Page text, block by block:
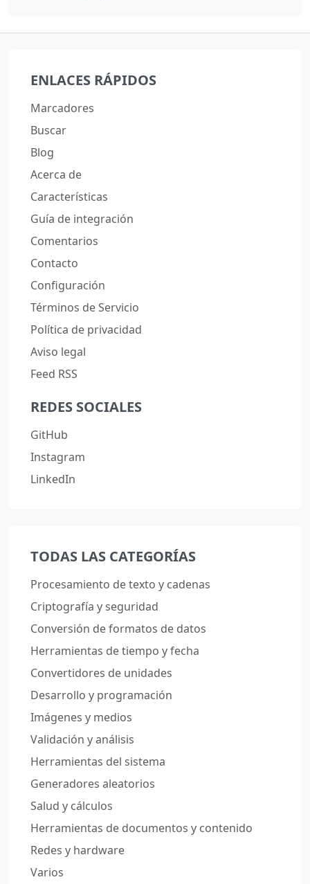
ENLACES RÁPIDOS
Marcadores
Buscar
Blog
Acerca de
Características
Guía de integración
Comentarios
Contacto
Configuración
Términos de Servicio
Política de privacidad
Aviso legal
Feed RSS
REDES SOCIALES
GitHub
Instagram
LinkedIn
TODAS LAS CATEGORÍAS
Procesamiento de texto y cadenas
Criptografía y seguridad
Conversión de formatos de datos
Herramientas de tiempo y fecha
Convertidores de unidades
Desarrollo y programación
Imágenes y medios
Validación y análisis
Herramientas del sistema
Generadores aleatorios
Salud y cálculos
Herramientas de documentos y contenido
Redes y hardware
Varios